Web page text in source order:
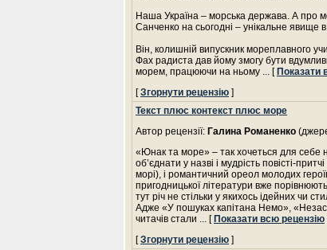
Наша Україна – морська держава. А про
Санченко на сьогодні – унікальне явище
Він, колишній випускник мореплавного
Фах радиста дав йому змогу бути
морем, працюючи на ньому ... [ Показати
[Згорнути рецензію ]
Текст плюс контекст плюс море
Автор рецензії: Галина Романенко
«Юнак та море» – так хочеться для себе
об’єднати у назві і мудрість повісті-
морі), і романтичний ореол молодих
пригодницької літератури вже
тут річ не стільки у якихось ідейних чи
Адже «У пошуках капітана Немо»,
читачів стали ... [ Показати всю рецензію
[Згорнути рецензію ]